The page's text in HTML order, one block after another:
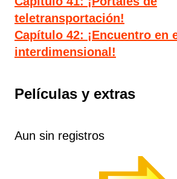
teletransportación!
Capítulo 42: ¡Encuentro en
interdimensional!
Películas y extras
Aun sin registros